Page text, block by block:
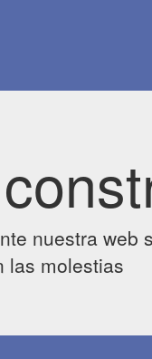
nuestra web
las molestias